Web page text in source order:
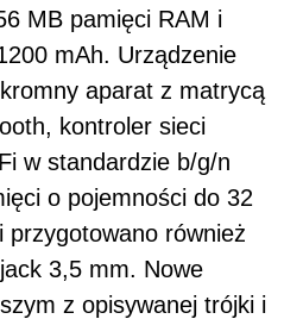
MB pamięci RAM i
mAh. Urządzenie
aparat z matrycą
kontroler sieci
w standardzie b/g/n
o pojemności do 32
również
3,5 mm. Nowe
z opisywanej trójki i